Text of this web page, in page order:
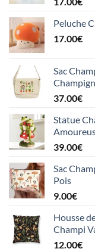
Peluche
17.00€
Sac
37.00€
Statue
39.00€
Sac
Pois
9.00€
Housse
Champi
12.00€